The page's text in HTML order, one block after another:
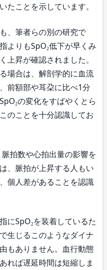
たことを示しています。
、筆者らの別の研究で
よりもSpO2低下が早くみ
上昇が確認されました。
場合は、解剖学的に血流
前額部や耳朶に比べ1分
2の変化をすばやくとら
のことを十分認識してお
拍数や心拍出量の影響を
、脈拍が上昇する人もい
個人差があることを認識
にSpO2 を装着しているた
生じるこのようなダイナ
もありません。血行動態
れば遅延時間は短縮しま